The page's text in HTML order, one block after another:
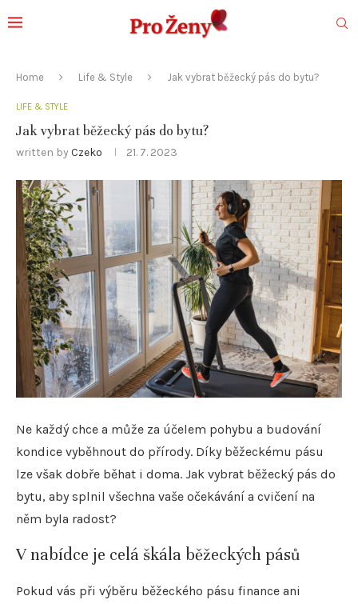
Home Life & Style Jak vybrat běžecký pás do bytu?
LIFE & STYLE
Jak vybrat běžecký pás do bytu?
written by Czeko 21. 7. 2023
Ne každý chce a může za účelem pohybu a budování
kondice vyběhnout do přírody. Díky běžeckému pásu
lze však dobře běhat i doma. Jak vybrat běžecký pás do
bytu, aby splnil všechna vaše očekávání a cvičení na
něm byla radost?
V nabídce je celá škála běžeckých pásů
Pokud vás při výběru běžeckého pásu finance ani